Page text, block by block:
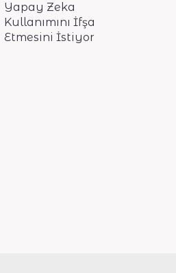
Yapay Zeka
Kullanımını İfşa
Etmesini İstiyor